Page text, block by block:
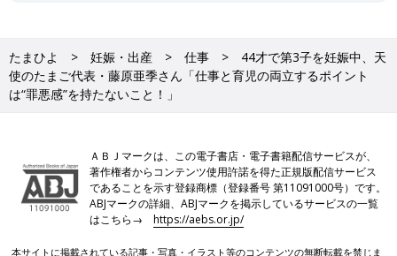
たまひよ 妊娠・出産 仕事
44才で第3子を妊娠中、天
使のたまご代表・藤原亜季さん「仕事と育児の両立するポイント
は“罪悪感”を持たないこと！」
ＡＢＪマークは、この電子書店・電子書籍配信サービスが、
著作権者からコンテンツ使用許諾を得た正規版配信サービス
であることを示す登録商標（登録番号 第11091000号）です。
ABJマークの詳細、ABJマークを掲示しているサービスの一覧
はこちら→https://aebs.or.jp/
本サイトに掲載されている記事・写真・イラスト等のコンテンツの無断転載を禁じま